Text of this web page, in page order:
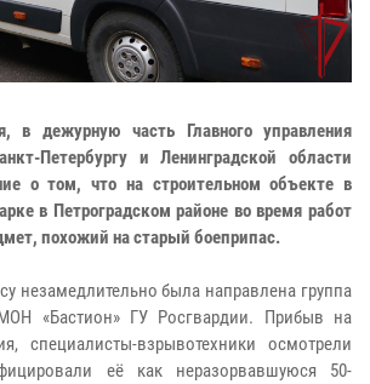
в дежурную часть Главного управления
Петербургу и Ленинградской области
о том, что на строительном объекте в
в Петроградском районе во время работ
похожий на старый боеприпас.
незамедлительно была направлена группа
«Бастион» ГУ Росгвардии. Прибыв на
специалисты-взрывотехники осмотрели
её как неразорвавшуюся 50-